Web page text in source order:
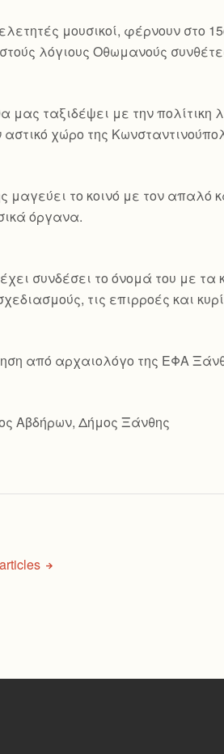
μουσικοί, φέρνουν στο
λόγιους Οθωμανούς
μας ταξιδέψει με την πολίτικη
χώρο της
μαγεύει το κοινό με τον απαλό
όργανα.
συνδέσει το όνομά του με τα
τις επιρροές και
από αρχαιολόγο της ΕΦΑ
Αβδήρων, Δήμος Ξάνθης